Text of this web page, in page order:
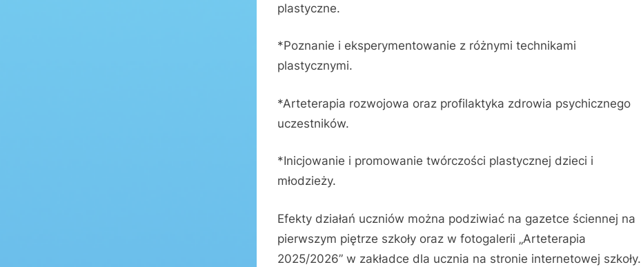
plastyczne.
*Poznanie i eksperymentowanie z różnymi technikami
plastycznymi.
*Arteterapia rozwojowa oraz profilaktyka zdrowia psychicznego
uczestników.
*Inicjowanie i promowanie twórczości plastycznej dzieci i
młodzieży.
Efekty działań uczniów można podziwiać na gazetce ściennej na
pierwszym piętrze szkoły oraz w fotogalerii „Arteterapia
2025/2026” w zakładce dla ucznia na stronie internetowej szkoły.